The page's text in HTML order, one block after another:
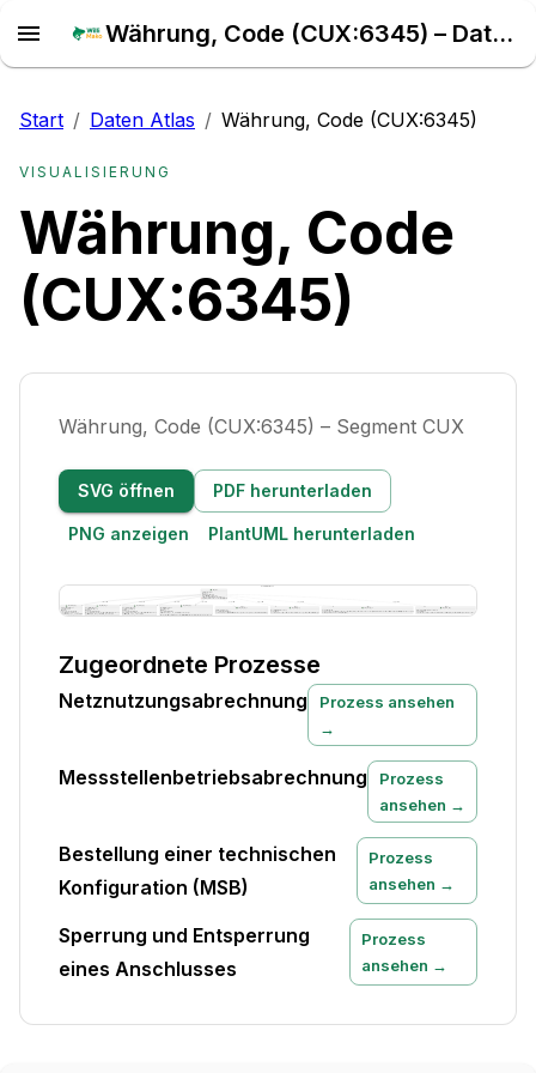
Währung, Code (CUX:6345) – Daten Atlas
Start / Daten Atlas / Währung, Code (CUX:6345)
VISUALISIERUNG
Währung, Code
(CUX:6345)
Währung, Code (CUX:6345) – Segment CUX
SVG öffnen PDF herunterladen
PNG anzeigen PlantUML herunterladen
Zugeordnete Prozesse
Netznutzungsabrechnung
Prozess ansehen
→
Messstellenbetriebsabrechnung
Prozess
ansehen →
Bestellung einer technischen
Konfiguration (MSB)
Prozess
ansehen →
Sperrung und Entsperrung
eines Anschlusses
Prozess
ansehen →